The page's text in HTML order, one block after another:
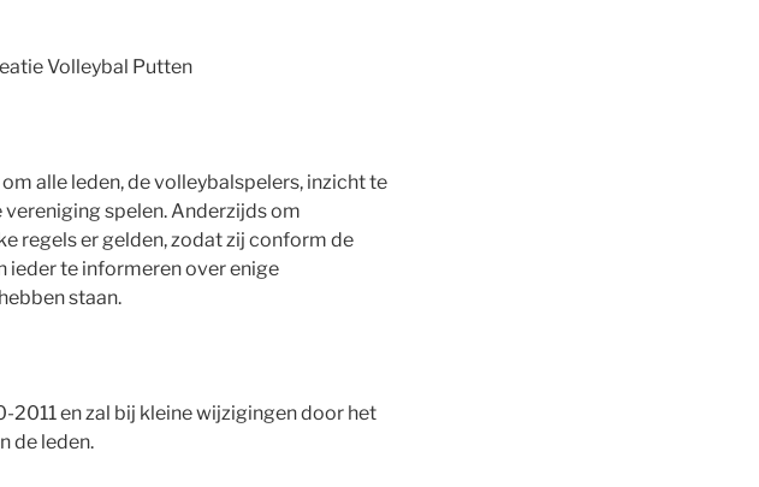
Volleybal Putten
alle leden, de volleybalspelers, inzicht te
spelen. Anderzijds om
regels er gelden, zodat zij conform de
ieder te informeren over enige
staan.
en zal bij kleine wijzigingen door het
de leden.